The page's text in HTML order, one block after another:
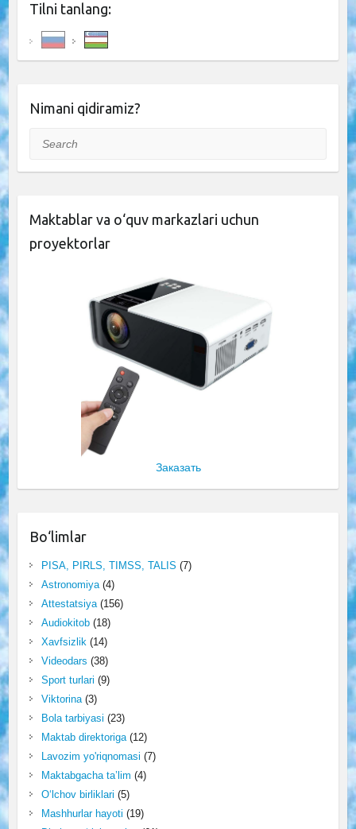
Tilni tanlang:
Nimani qidiramiz?
Search
Maktablar va o‘quv markazlari uchun
proyektorlar
Заказать
Bo‘limlar
PISA, PIRLS, TIMSS, TALIS (7)
Astronomiya(4)
Attestatsiya(156)
Audiokitob(18)
Xavfsizlik(14)
Videodars (38)
Sport turlari (9)
Viktorina(3)
Bola tarbiyasi (23)
Maktab direktoriga(12)
Lavozim yo'riqnomasi (7)
Maktabgacha ta’lim (4)
O‘lchov birliklari (5)
Mashhurlar hayoti (19)